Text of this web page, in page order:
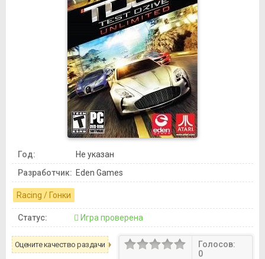
Год:
Не указан
Разработчик: Eden Games
Racing / Гонки
Статус: Игра проверена
Оцените качество раздачи
Голосов:
0